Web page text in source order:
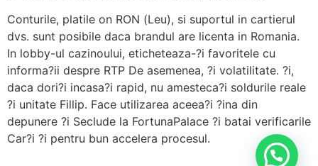
Conturile, platile on RON (Leu), si suportul in cartierul
dvs. sunt posibile daca brandul are licenta in Romania.
In lobby-ul cazinoului, eticheteaza-?i favoritele cu
informa?ii despre RTP De asemenea, ?i volatilitate. ?i,
daca dori?i incasa?i rapid, nu amesteca?i soldurile reale
?i unitate Fillip. Face utilizarea aceea?i ?ina din
depunere ?i Seclude la FortunaPalace ?i batai verificarile
Car?i ?i pentru bun accelera procesul.